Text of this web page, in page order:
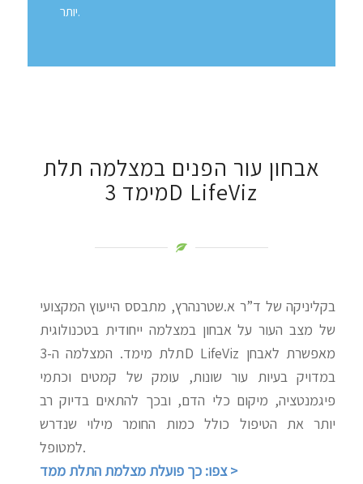
יותר.
אבחון עור הפנים במצלמה תלת
מימד 3D LifeViz
בקליניקה של ד”ר א.שטרנהרץ, מתבסס הייעוץ המקצועי
של מצב העור על אבחון במצלמה ייחודית בטכנולוגית
תלת מימד. המצלמה ה-3D LifeViz מאפשרת לאבחן
במדויק בעיות עור שונות, עומק של קמטים וכתמי
פיגמנטציה, מיקום כלי הדם, ובכך להתאים בדיוק רב
יותר את הטיפול כולל כמות החומר מילוי שנדרש
למטופל.
צפו: כך פועלת מצלמת התלת ממד >